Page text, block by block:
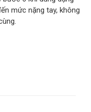
mức nặng tay, không